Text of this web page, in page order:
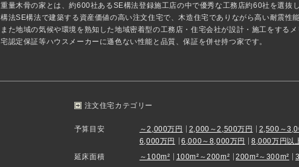
重量木骨の家とは、約600社あるSE構法登録施工店の中で優秀な工務店約60社を選抜
構法SE構法で建築する資産価値の高い注文住宅で、木造住宅でありながら高い耐震性
また地域の気候や環境を熟知した地域密着型の工務店・住宅会社が設計・施工をする
宅認定保証等ハウスメーカーに遜色ない性能と品質、保証を併せ持つ家です。
注文住宅カテゴリー
予算目安 ～2,000万円 2,000～2,500万円
2,500～
6,000万円
6,000～8,000万円
8,000万円以
延床面積
～100m² 100m²～200m² 200m²～300m²